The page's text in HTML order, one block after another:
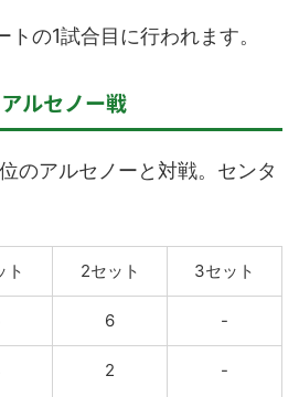
の1試合目に行われます。
ルセノー戦
のアルセノーと対戦。センタ
ト 2セット 3セット
6 -
2 -